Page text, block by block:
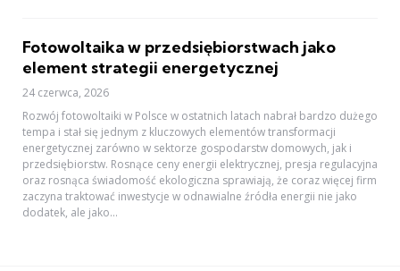
Fotowoltaika w przedsiębiorstwach jako
element strategii energetycznej
24 czerwca, 2026
Rozwój fotowoltaiki w Polsce w ostatnich latach nabrał bardzo dużego
tempa i stał się jednym z kluczowych elementów transformacji
energetycznej zarówno w sektorze gospodarstw domowych, jak i
przedsiębiorstw. Rosnące ceny energii elektrycznej, presja regulacyjna
oraz rosnąca świadomość ekologiczna sprawiają, że coraz więcej firm
zaczyna traktować inwestycje w odnawialne źródła energii nie jako
dodatek, ale jako...